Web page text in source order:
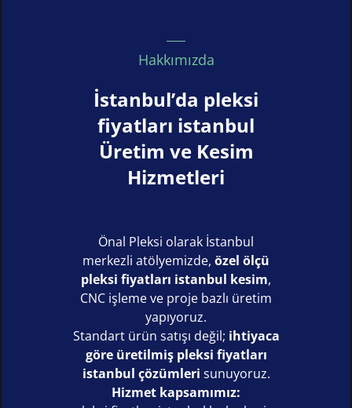
Hakkımızda
İstanbul’da pleksi
fiyatları istanbul
Üretim ve Kesim
Hizmetleri
Önal Pleksi olarak İstanbul
merkezli atölyemizde, özel ölçü
pleksi fiyatları istanbul kesim,
CNC işleme ve proje bazlı üretim
yapıyoruz.
Standart ürün satışı değil; ihtiyaca
göre üretilmiş pleksi fiyatları
istanbul çözümleri sunuyoruz.
Hizmet kapsamımız: